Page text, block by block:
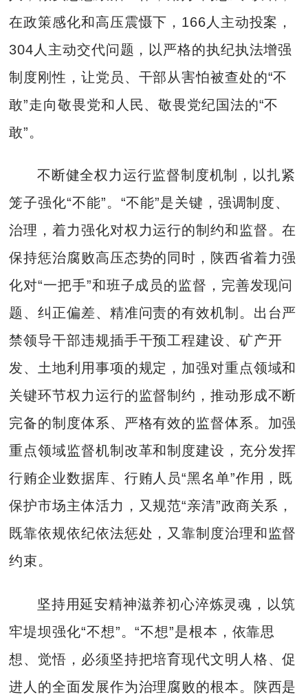
在政策感化和高压震慑下，166人主动投案，
304人主动交代问题，以严格的执纪执法增强
制度刚性，让党员、干部从害怕被查处的“不
敢”走向敬畏党和人民、敬畏党纪国法的“不
敢”。
不断健全权力运行监督制度机制，以扎紧
笼子强化“不能”。“不能”是关键，强调制度、
治理，着力强化对权力运行的制约和监督。在
保持惩治腐败高压态势的同时，陕西省着力强
化对“一把手”和班子成员的监督，完善发现问
题、纠正偏差、精准问责的有效机制。出台严
禁领导干部违规插手干预工程建设、矿产开
发、土地利用事项的规定，加强对重点领域和
关键环节权力运行的监督制约，推动形成不断
完备的制度体系、严格有效的监督体系。加强
重点领域监督机制改革和制度建设，充分发挥
行贿企业数据库、行贿人员“黑名单”作用，既
保护市场主体活力，又规范“亲清”政商关系，
既靠依规依纪依法惩处，又靠制度治理和监督
约束。
坚持用延安精神滋养初心淬炼灵魂，以筑
牢堤坝强化“不想”。“不想”是根本，依靠思
想、觉悟，必须坚持把培育现代文明人格、促
进人的全面发展作为治理腐败的根本。陕西是